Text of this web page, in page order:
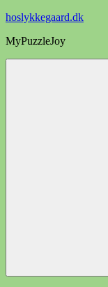
Videre
indhold
hoslykkegaard.dk
MyPuzzleJoy